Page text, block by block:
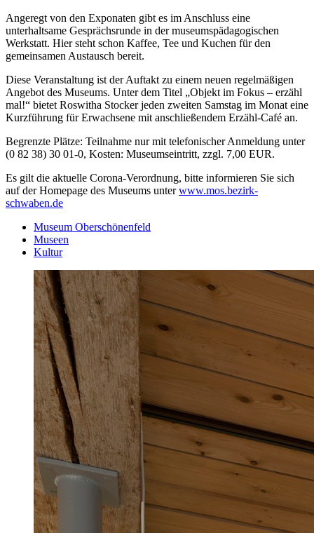
Angeregt von den Exponaten gibt es im Anschluss eine
unterhaltsame Gesprächsrunde in der museumspädagogischen
Werkstatt. Hier steht schon Kaffee, Tee und Kuchen für den
gemeinsamen Austausch bereit.
Diese Veranstaltung ist der Auftakt zu einem neuen regelmäßigen
Angebot des Museums. Unter dem Titel „Objekt im Fokus – erzähl
mal!“ bietet Roswitha Stocker jeden zweiten Samstag im Monat eine
Kurzführung für Erwachsene mit anschließendem Erzähl-Café an.
Begrenzte Plätze: Teilnahme nur mit telefonischer Anmeldung unter
(0 82 38) 30 01-0, Kosten: Museumseintritt, zzgl. 7,00 EUR.
Es gilt die aktuelle Corona-Verordnung, bitte informieren Sie sich
auf der Homepage des Museums unterwww.mos.bezirk-
schwaben.de
Museum Oberschönenfeld
Museen
Kultur